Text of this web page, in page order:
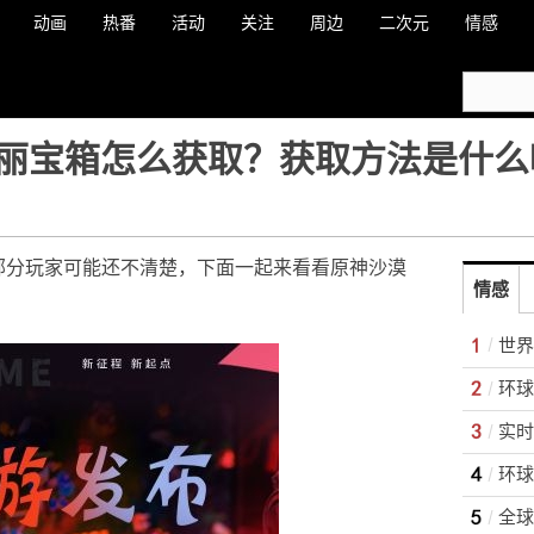
动画 热番 活动 关注 周边 二次元 情感
宝箱怎么获取？获取方法是什
玩家可能还不清楚，下面一起来看看原神沙漠
情感